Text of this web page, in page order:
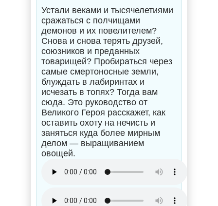
Устали веками и тысячелетиями
сражаться с полчищами
демонов и их повелителем?
Снова и снова терять друзей,
союзников и преданных
товарищей? Пробираться через
самые смертоносные земли,
блуждать в лабиринтах и
исчезать в топях? Тогда вам
сюда. Это руководство от
Великого Героя расскажет, как
оставить охоту на нечисть и
заняться куда более мирным
делом — выращиванием
овощей.